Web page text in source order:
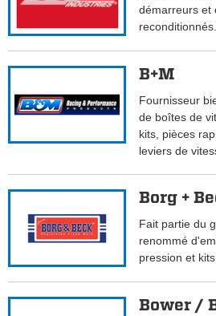
démarreurs et
B+M
Fournisseur
de boîtes de
kits, pièces
leviers de
Borg +
Fait partie du
renommé
pression et
Bower /